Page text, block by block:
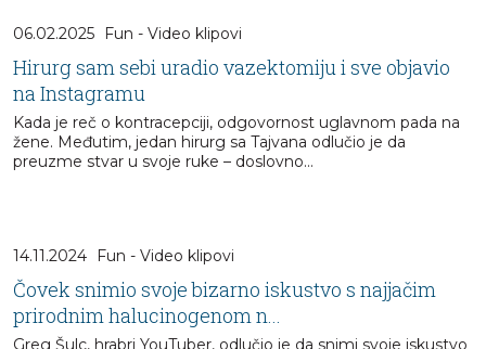
06.02.2025 Fun - Video klipovi
Hirurg sam sebi uradio vazektomiju i sve objavio
na Instagramu
Kada je reč o kontracepciji, odgovornost uglavnom pada na
žene. Međutim, jedan hirurg sa Tajvana odlučio je da
preuzme stvar u svoje ruke – doslovno…
14.11.2024 Fun - Video klipovi
Čovek snimio svoje bizarno iskustvo s najjačim
prirodnim halucinogenom n...
Greg Šulc, hrabri YouTuber, odlučio je da snimi svoje iskustvo